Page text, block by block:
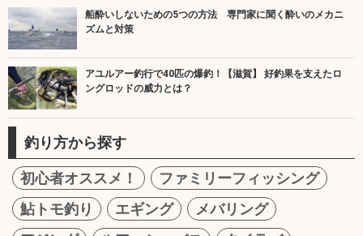
船酔いしないための5つの方法 専門家に聞く酔いのメカニ
ズムと対策
アユルアー釣行で40匹の爆釣！【滋賀】 好釣果を支えたロ
ングロッドの威力とは？
釣り方から探す
初心者オススメ！
ファミリーフィッシング
鮎トモ釣り
エギング
メバリング